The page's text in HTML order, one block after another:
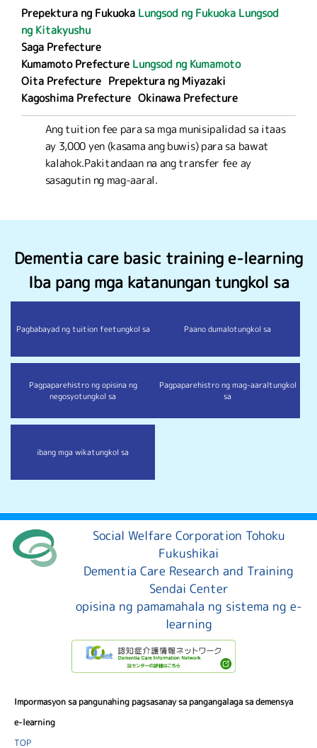
Prepektura ng Fukuoka Lungsod ng Fukuoka Lungsod
ng Kitakyushu
Saga Prefecture
Kumamoto Prefecture Lungsod ng Kumamoto
Oita Prefecture Prepektura ng Miyazaki
Kagoshima Prefecture Okinawa Prefecture
Ang tuition fee para sa mga munisipalidad sa itaas
ay 3,000 yen (kasama ang buwis) para sa bawat
kalahok.Pakitandaan na ang transfer fee ay
sasagutin ng mag-aaral.
Dementia care basic training e-learning
Iba pang mga katanungan tungkol sa
Pagbabayad ng tuition feetungkol sa Paano dumalotungkol sa
Pagpaparehistro ng opisina ng
negosyotungkol sa
Pagpaparehistro ng mag-aaraltungkol
sa
ibang mga wikatungkol sa
Social Welfare Corporation Tohoku
Fukushikai
Dementia Care Research and Training
Sendai Center
opisina ng pamamahala ng sistema ng e-
learning
Impormasyon sa pangunahing pagsasanay sa pangangalaga sa demensya
e-learning
TOP